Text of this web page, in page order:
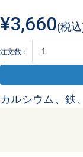
¥3,660(税
注文数：
カルシウム、鉄